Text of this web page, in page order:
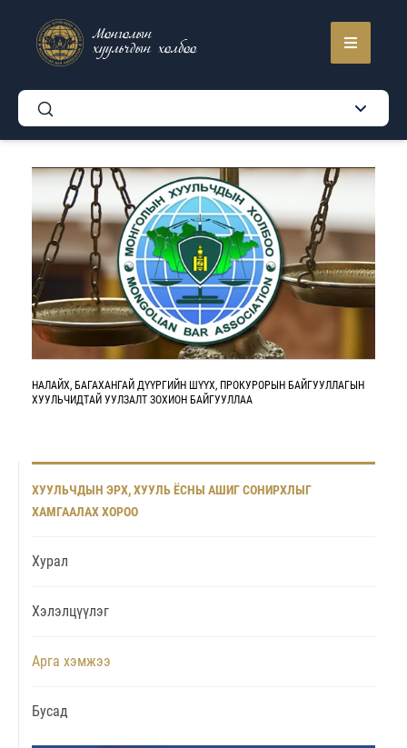
Монголын
хуульчдын холбоо
НАЛАЙХ, БАГАХАНГАЙ ДҮҮРГИЙН ШҮҮХ, ПРОКУРОРЫН БАЙГУУЛЛАГЫН
ХУУЛЬЧИДТАЙ УУЛЗАЛТ ЗОХИОН БАЙГУУЛЛАА
ХУУЛЬЧДЫН ЭРХ, ХУУЛЬ ЁСНЫ АШИГ СОНИРХЛЫГ
ХАМГААЛАХ ХОРОО
Хурал
Хэлэлцүүлэг
Арга хэмжээ
Бусад